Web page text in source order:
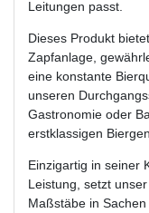
Leitungen passt.
Dieses Produkt
Zapfanlage,
eine konstante
unseren
Gastronomie oder
erstklassigen
Einzigartig in seiner
Leistung, setzt
Maßstäbe in